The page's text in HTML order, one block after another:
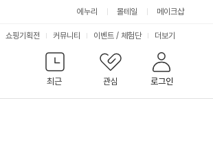
에누리 몰테일 메이크샵
최근
관심 로그인
쇼핑기획전 커뮤니티 이벤트 / 체험단 서
비
스
더보기